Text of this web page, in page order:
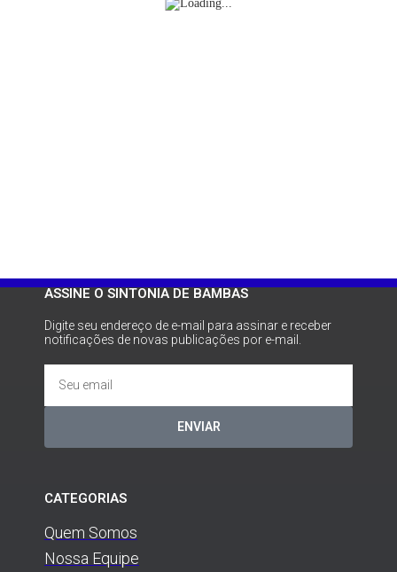
ASSINE O SINTONIA DE BAMBAS
Digite seu endereço de e-mail para assinar e receber
notificações de novas publicações por e-mail.
ENVIAR
CATEGORIAS
Quem Somos
Nossa Equipe